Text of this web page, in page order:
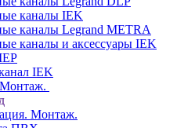
каналы IEK
каналы Legrand METRA
каналы и аксессуары IEK
IEK
Монтаж.